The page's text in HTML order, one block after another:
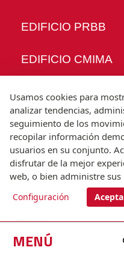
MENÚ
EDIFICIO PRBB
EDIFICIO CMIMA
SÍGUENOS
©
T.(+34)
Usamos cookies para
analizar tendencias,
seguimiento de los
recopilar información
usuarios en su conjunto.
disfrutar de la mejor
web, o bien administre sus
Configuración